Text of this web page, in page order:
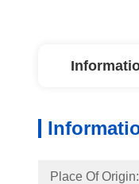
Place Of Origin: